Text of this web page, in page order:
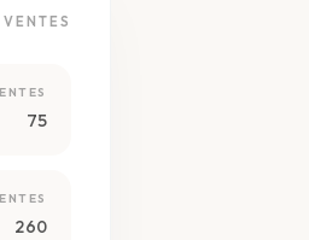
VENTES
75
260